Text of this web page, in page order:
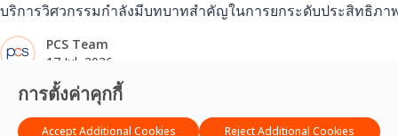
การตั้งค่าคุกกี้
Accept Additional Cookies Reject Additional Cookies
บริการวิศวกรรมกำลังมีบทบาทสำคัญในการยกระดับประสิทธิภา
PCS Team
17 Jul, 2026